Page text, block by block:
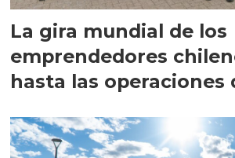
La gira mundial de los
emprendedores
hasta las operaciones